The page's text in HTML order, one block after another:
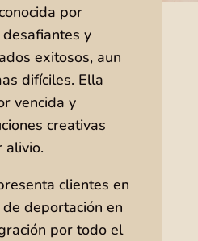
por
y
exitosos, aun
difíciles. Ella
vencida y
creativas
alivio.
clientes en
deportación en
por todo el